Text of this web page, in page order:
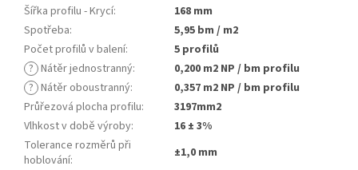
Šířka profilu - Krycí:
168 mm
Spotřeba:
5,95 bm / m2
Počet profilů v balení:
5 profilů
? Nátěr jednostranný:
0,200 m2 NP / bm profilu
? Nátěr oboustranný:
0,357 m2 NP / bm profilu
Průřezová plocha profilu:
3197mm2
Vlhkost v době výroby:
16 ± 3%
Tolerance rozměrů při
hoblování: ±1,0 mm